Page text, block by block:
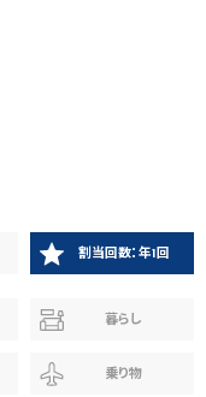
割当回数：年1回
暮らし
乗り物